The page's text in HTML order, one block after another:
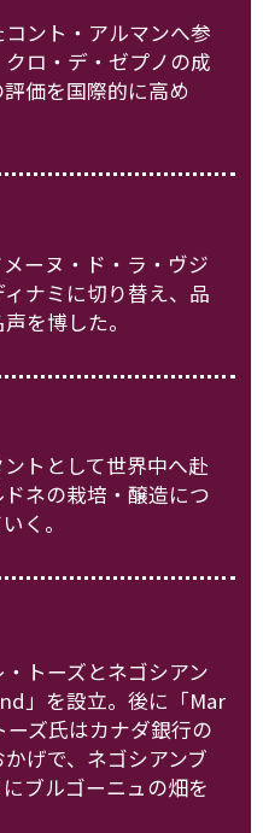
ント・アルマンへ参
ロ・デ・ゼプノの成
価を国際的に高め
ーヌ・ド・ラ・ヴジ
ナミに切り替え、品
を博した。
トとして世界中へ赴
ネの栽培・醸造につ
く。
トーズとネゴシアン
」を設立。後に「Mar
ズ氏はカナダ銀行の
げで、ネゴシアンブ
ブルゴーニュの畑を